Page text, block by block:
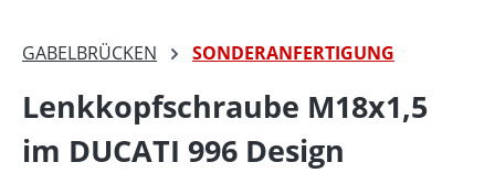
GABELBRÜCKEN SONDERANFERTIGUNG
Lenkkopfschraube M18x1,5
im DUCATI 996 Design